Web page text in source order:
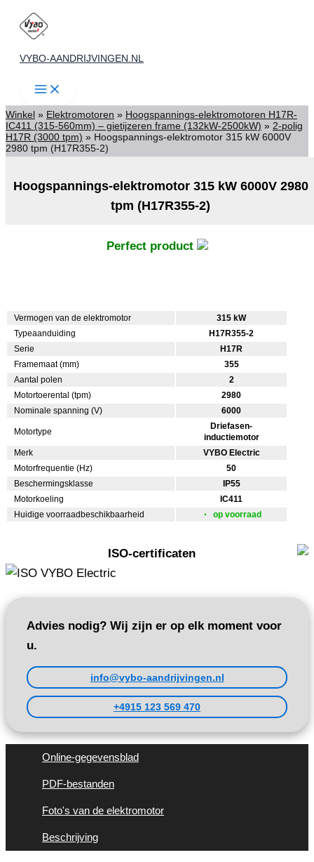
naar
VYBO-AANDRIJVINGEN.NL
Winkel » Elektromotoren » Hoogspannings-elektromotoren H17R-
IC411 (315-560mm) – gietijzeren frame (132kW-2500kW) » 2-polig
H17R (3000 tpm) » Hoogspannings-elektromotor 315 kW 6000V
2980 tpm (H17R355-2)
Hoogspannings-elektromotor 315 kW 6000V 2980
tpm (H17R355-2)
Perfect product
Vermogen van de elektromotor
315 kW
Typeaanduiding
H17R355-2
Serie
H17R
Framemaat (mm)
355
Aantal polen
2
Motortoerental (tpm)
2980
Nominale spanning (V)
6000
Motortype
Driefasen-
inductiemotor
Merk
VYBO Electric
Motorfrequentie (Hz)
50
Beschermingsklasse
IP55
Motorkoeling
IC411
Huidige voorraadbeschikbaarheid
op voorraad
ISO-certificaten
Advies nodig? Wij zijn er op elk moment voor
u.
info@vybo-aandrijvingen.nl
+4915 123 569 470
Online-gegevensblad
PDF-bestanden
Foto's van de elektromotor
Beschrijving